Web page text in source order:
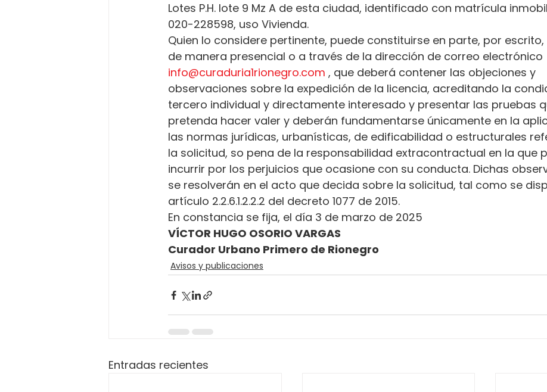
Lotes P.H. lote 9 Mz A de esta ciudad, identificado con matrícula
020-228598, uso Vivienda.
Quien lo considere pertinente, puede constituirse en parte, por escrito,
de manera presencial o a través de la dirección de correo electrónico
info@curaduria1rionegro.com , que deberá contener las objeciones y
observaciones sobre la expedición de la licencia, acreditando la
tercero individual y directamente interesado y presentar las pruebas
pretenda hacer valer y deberán fundamentarse únicamente en la
las normas jurídicas, urbanísticas, de edificabilidad o estructurales
la solicitud, so pena de la responsabilidad extracontractual en la que
incurrir por los perjuicios que ocasione con su conducta. Dichas
se resolverán en el acto que decida sobre la solicitud, tal como se
artículo 2.2.6.1.2.2.2 del decreto 1077 de 2015.
En constancia se fija, el día 3 de marzo de 2025
VÍCTOR HUGO OSORIO VARGAS
Curador Urbano Primero de Rionegro
Avisos y publicaciones
Entradas recientes